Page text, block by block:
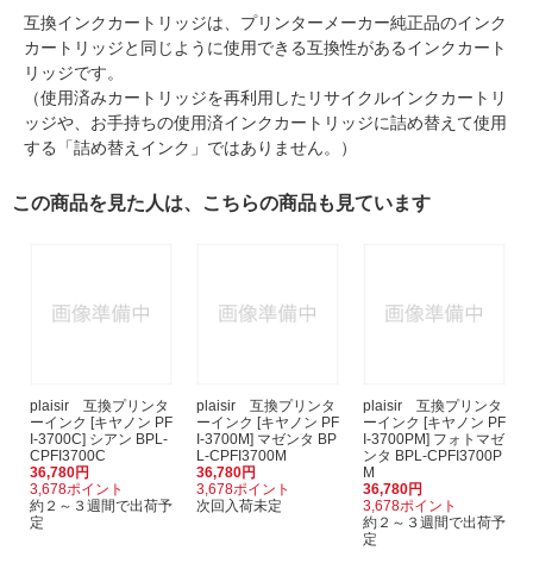
互換インクカートリッジは、プリンターメーカー純正品のインク
カートリッジと同じように使用できる互換性があるインクカート
リッジです。
（使用済みカートリッジを再利用したリサイクルインクカートリ
ッジや、お手持ちの使用済インクカートリッジに詰め替えて使用
する「詰め替えインク」ではありません。）
この商品を見た人は、こちらの商品も見ています
plaisir 互換プリンタ
ーインク [キヤノン PF
I-3700C] シアン BPL-
CPFI3700C
36,780円
3,678ポイント
約２～３週間で出荷予
定
plaisir 互換プリンタ
ーインク [キヤノン PF
I-3700M] マゼンタ BP
L-CPFI3700M
36,780円
3,678ポイント
次回入荷未定
plaisir 互換プリンタ
ーインク [キヤノン PF
I-3700PM] フォトマゼ
ンタ BPL-CPFI3700P
M
36,780円
3,678ポイント
約２～３週間で出荷予
定